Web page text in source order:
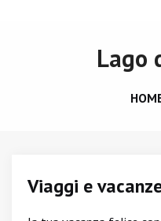
Lago
Viaggi e